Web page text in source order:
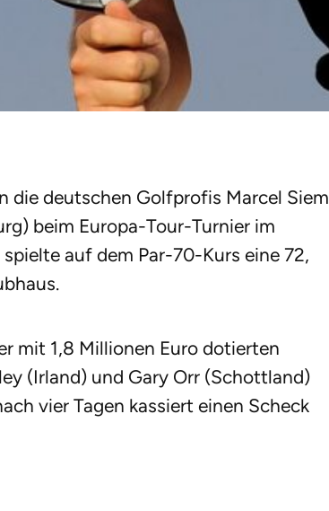
die deutschen Golfprofis Marcel Siem
beim Europa-Tour-Turnier im
auf dem Par-70-Kurs eine 72,
mit 1,8 Millionen Euro dotierten
(Irland) und Gary Orr (Schottland)
vier Tagen kassiert einen Scheck